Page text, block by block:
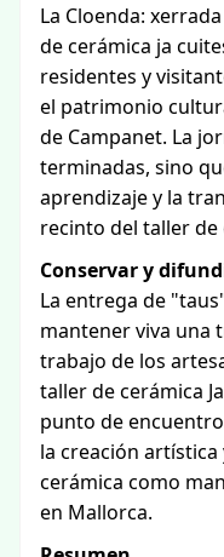
La Cloenda:
de cerámica ja
residentes y
el patrimonio
de Campanet. La
terminadas, sino
aprendizaje y la
recinto del taller de
Conservar y
La entrega de
mantener viva una
trabajo de los
taller de cerámica
punto de
la creación
cerámica como
en Mallorca.